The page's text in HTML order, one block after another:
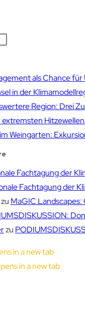
als Chance
in der
Region: Drei
Weingarten:
Fachtagung der
Fachtagung der
zu MaGIC
zu
in a new tab
in a new tab